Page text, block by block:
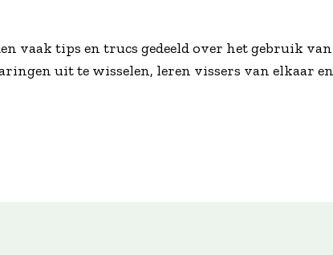
vaak tips en trucs gedeeld over het gebruik
uit te wisselen, leren vissers van elkaar